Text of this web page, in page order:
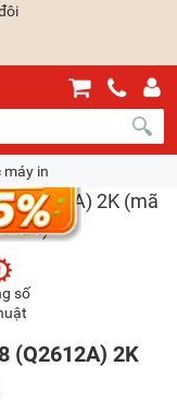
máy in
số
(Q2612A) 2K